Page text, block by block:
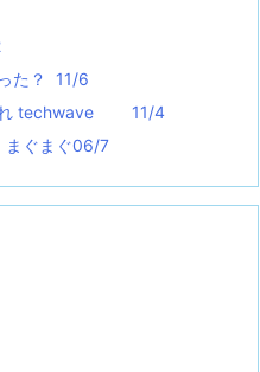
た？ 11/6
techwave
11/4
まぐまぐ06/7